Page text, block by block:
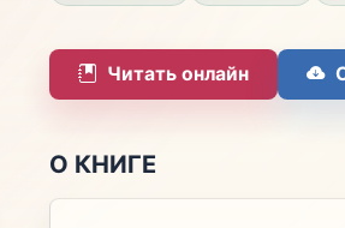
Читать онлайн
О КНИГЕ